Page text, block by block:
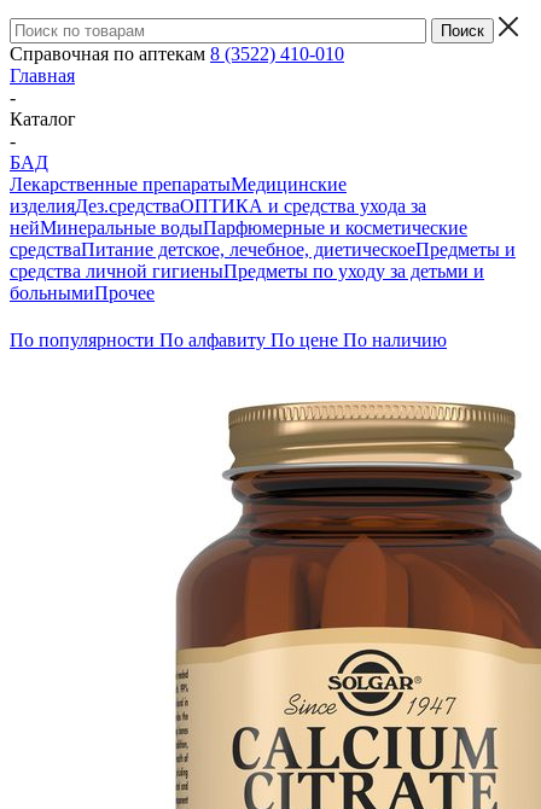
Справочная по аптекам 8 (3522) 410-010
Главная
-
Каталог
-
БАД
Лекарственные препаратыМедицинские
изделияДез.средстваОПТИКА и средства ухода за
нейМинеральные водыПарфюмерные и косметические
средстваПитание детское, лечебное, диетическоеПредметы и
средства личной гигиеныПредметы по уходу за детьми и
больнымиПрочее
По популярности По алфавиту По цене По наличию